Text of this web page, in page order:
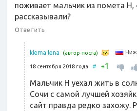
поживает мальчик из помета
рассказывали?
Ответить
klema lena (автор поста)
18 сентября 2018 года # +1
Мальчик Н уехал жить в
Сочи с самой лучшей
сайт правда редко захожу.